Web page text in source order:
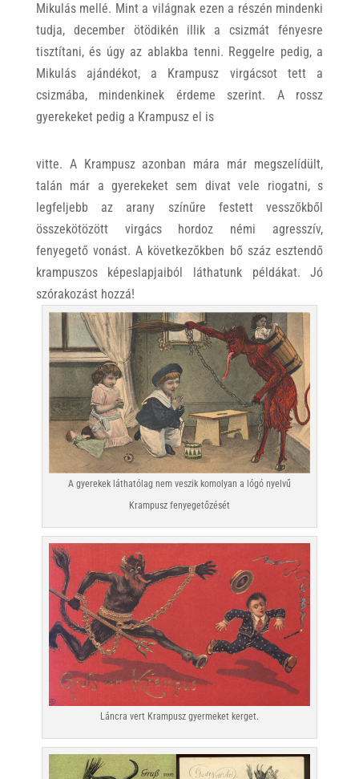
Mikulás mellé. Mint a világnak ezen a részén mindenki
tudja, december ötödikén illik a csizmát fényesre
tisztítani, és úgy az ablakba tenni. Reggelre pedig, a
Mikulás ajándékot, a Krampusz virgácsot tett a
csizmába, mindenkinek érdeme szerint. A rossz
gyerekeket pedig a Krampusz el is
vitte. A Krampusz azonban mára már megszelídült,
talán már a gyerekeket sem divat vele riogatni, s
legfeljebb az arany színűre festett vesszőkből
összekötözött virgács hordoz némi agresszív,
fenyegető vonást. A következőkben bő száz esztendő
krampuszos képeslapjaiból láthatunk példákat. Jó
szórakozást hozzá!
A gyerekek láthatólag nem veszik komolyan a lógó nyelvű
Krampusz fenyegetőzését
Láncra vert Krampusz gyermeket kerget.